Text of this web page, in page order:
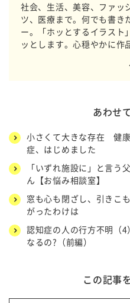
社会、生活、美容、ファッ
ツ、医療まで。何でも書き
ー。「ホッとするイラスト
ッとします。心穏やかに作
あわせ
小さくて大きな存在 健
症、はじめました
「いずれ施設に」と言
ん【お悩み相談室】
窓も心も閉ざし、引きこ
がったわけは
認知症の人の行方不明（
なるの?（前編）
この記事